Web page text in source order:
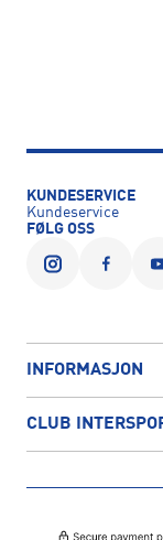
KUNDESERVICE
Kundeservice
FØLG OSS
INFORMASJON
CLUB